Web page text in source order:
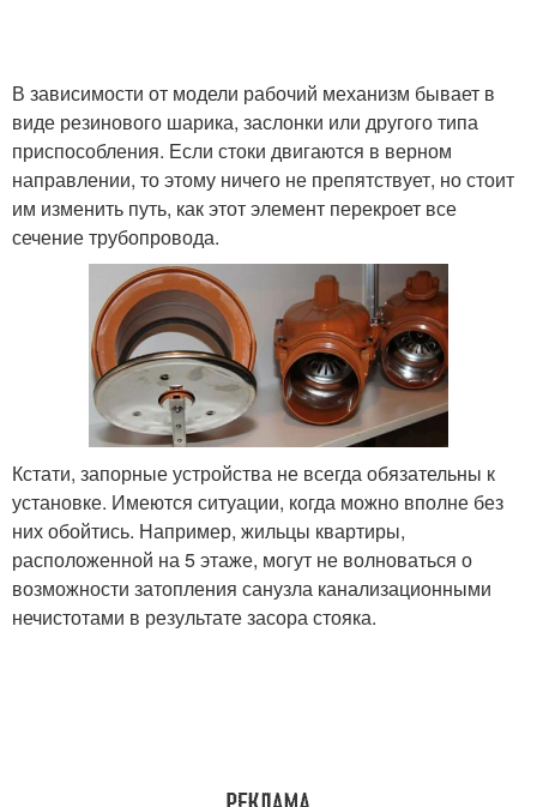
В зависимости от модели рабочий механизм бывает в
виде резинового шарика, заслонки или другого типа
приспособления. Если стоки двигаются в верном
направлении, то этому ничего не препятствует, но стоит
им изменить путь, как этот элемент перекроет все
сечение трубопровода.
Кстати, запорные устройства не всегда обязательны к
установке. Имеются ситуации, когда можно вполне без
них обойтись. Например, жильцы квартиры,
расположенной на 5 этаже, могут не волноваться о
возможности затопления санузла канализационными
нечистотами в результате засора стояка.